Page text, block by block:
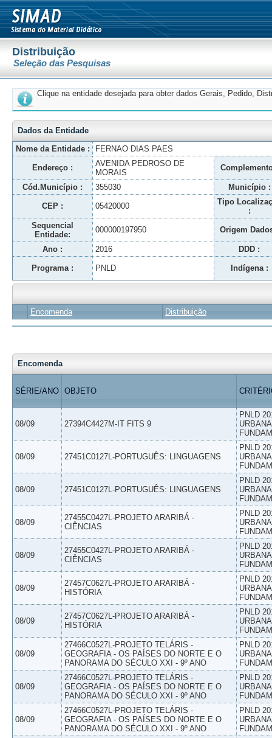
Distribuição
Seleção das Pesquisas
Clique na entidade desejada para obter dados Gerais, Pedido,
Dados da Entidade
Nome da Entidade :
FERNAO DIAS PAES
Endereço :
AVENIDA PEDROSO DE
MORAIS
Cód.Município : 355030 Município :
CEP : 05420000
Tipo
:
Sequencial
Entidade:
000000197950 Origem
Ano : 2016 DDD :
Programa : PNLD Indígena :
Encomenda Distribuição
Encomenda
SÉRIE/ANO OBJETO
08/09 27394C4427M-IT FITS 9
PNLD
08/09 27451C0127L-PORTUGUÊS: LINGUAGENS
PNLD
08/09 27451C0127L-PORTUGUÊS: LINGUAGENS
PNLD
08/09
27455C0427L-PROJETO ARARIBÁ -
CIÊNCIAS
PNLD
08/09
27455C0427L-PROJETO ARARIBÁ -
CIÊNCIAS
PNLD
08/09
27457C0627L-PROJETO ARARIBÁ -
HISTÓRIA
PNLD
08/09
27457C0627L-PROJETO ARARIBÁ -
HISTÓRIA
PNLD
08/09
27466C0527L-PROJETO TELÁRIS -
GEOGRAFIA - OS PAÍSES DO NORTE E O
PANORAMA DO SÉCULO XXI - 9º ANO
PNLD
08/09
27466C0527L-PROJETO TELÁRIS -
GEOGRAFIA - OS PAÍSES DO NORTE E O
PANORAMA DO SÉCULO XXI - 9º ANO
PNLD
08/09
27466C0527L-PROJETO TELÁRIS -
GEOGRAFIA - OS PAÍSES DO NORTE E O
PANORAMA DO SÉCULO XXI - 9º ANO
PNLD